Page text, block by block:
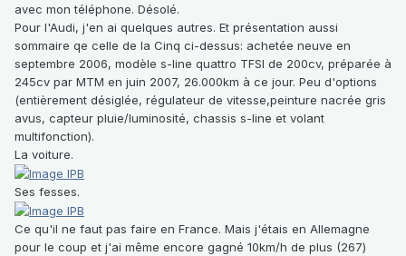
avec mon téléphone. Désolé.
Pour l'Audi, j'en ai quelques autres. Et présentation aussi
sommaire qe celle de la Cinq ci-dessus: achetée neuve en
septembre 2006, modèle s-line quattro TFSI de 200cv, préparée à
245cv par MTM en juin 2007, 26.000km à ce jour. Peu d'options
(entièrement désiglée, régulateur de vitesse,peinture nacrée gris
avus, capteur pluie/luminosité, chassis s-line et volant
multifonction).
La voiture.
Ses fesses.
Ce qu'il ne faut pas faire en France. Mais j'étais en Allemagne
pour le coup et j'ai même encore gagné 10km/h de plus (267)